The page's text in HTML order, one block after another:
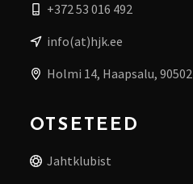
+372 53 016 492
info(at)hjk.ee
Holmi 14, Haapsalu, 90502
OTSETEED
Jahtklubist